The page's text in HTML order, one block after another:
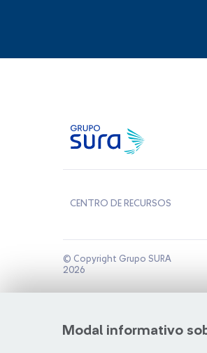
Modal informativo
CENTRO DE RECURSOS
© Copyright Grupo SURA
2026